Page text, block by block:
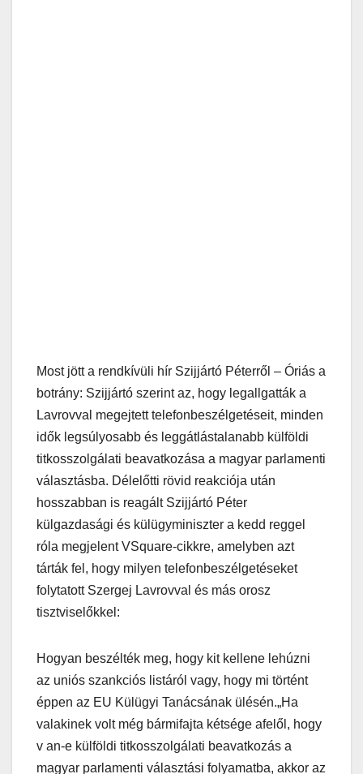
Most jött a rendkívüli hír Szijjártó Péterről – Óriás a
botrány: Szijjártó szerint az, hogy legallgatták a
Lavrovval megejtett telefonbeszélgetéseit, minden
idők legsúlyosabb és leggátlástalanabb külföldi
titkosszolgálati beavatkozása a magyar parlamenti
választásba. Délelőtti rövid reakciója után
hosszabban is reagált Szijjártó Péter
külgazdasági és külügyminiszter a kedd reggel
róla megjelent VSquare-cikkre, amelyben azt
tárták fel, hogy milyen telefonbeszélgetéseket
folytatott Szergej Lavrovval és más orosz
tisztviselőkkel:
Hogyan beszélték meg, hogy kit kellene lehúzni
az uniós szankciós listáról vagy, hogy mi történt
éppen az EU Külügyi Tanácsának ülésén.„Ha
valakinek volt még bármifajta kétsége afelől, hogy
v an-e külföldi titkosszolgálati beavatkozás a
magyar parlamenti választási folyamatba, akkor az